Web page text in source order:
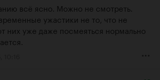
всё ясно. Можно не смотреть.
ужастики не то, что не
них уже даже посмеяться нормально